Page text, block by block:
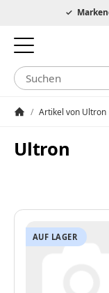
Hotline 0049 6205
/ Artikel von Ultron
Ultron
AUF LAGER